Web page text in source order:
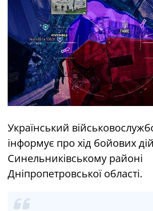
Український
інформує про хід бойових
Синельниківському районі
Дніпропетровської області.